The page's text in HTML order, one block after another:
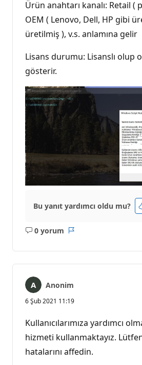
Ürün anahtarı kanalı: Retail (
OEM ( Lenovo, Dell, HP gibi
üretilmiş ), v.s. anlamına gelir
Lisans durumu: Lisanslı olup
gösterir.
Bu yanıt yardımcı oldu mu?
0 yorum
Açıklama
Anonim
6 Şub 2021 11:19
Kullanıcılarımıza yardımcı
hizmeti kullanmaktayız.
hatalarını affedin.